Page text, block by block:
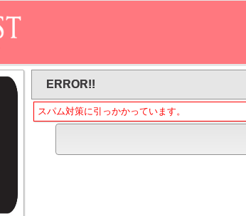
ERROR!!
スパム対策に引っかかっています。